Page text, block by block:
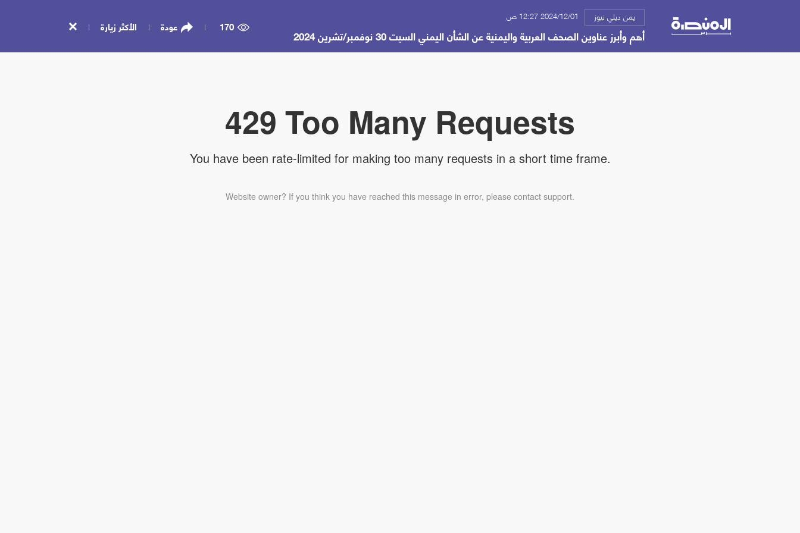
يمن ديلي نيوز 2024/12/01 12:27 ص
أهم وأبرز عناوين الصحف العربية واليمنية عن الشأن اليمني السبت 30 نوفمبر/تشرين 2024
170 عودة الأكثر زيارة